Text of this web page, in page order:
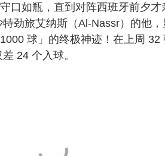
口如瓶，直到对阵西班牙前夕
劲旅艾纳斯（Al-Nassr）的他
球」的终极神迹！在上周
24 个入球。